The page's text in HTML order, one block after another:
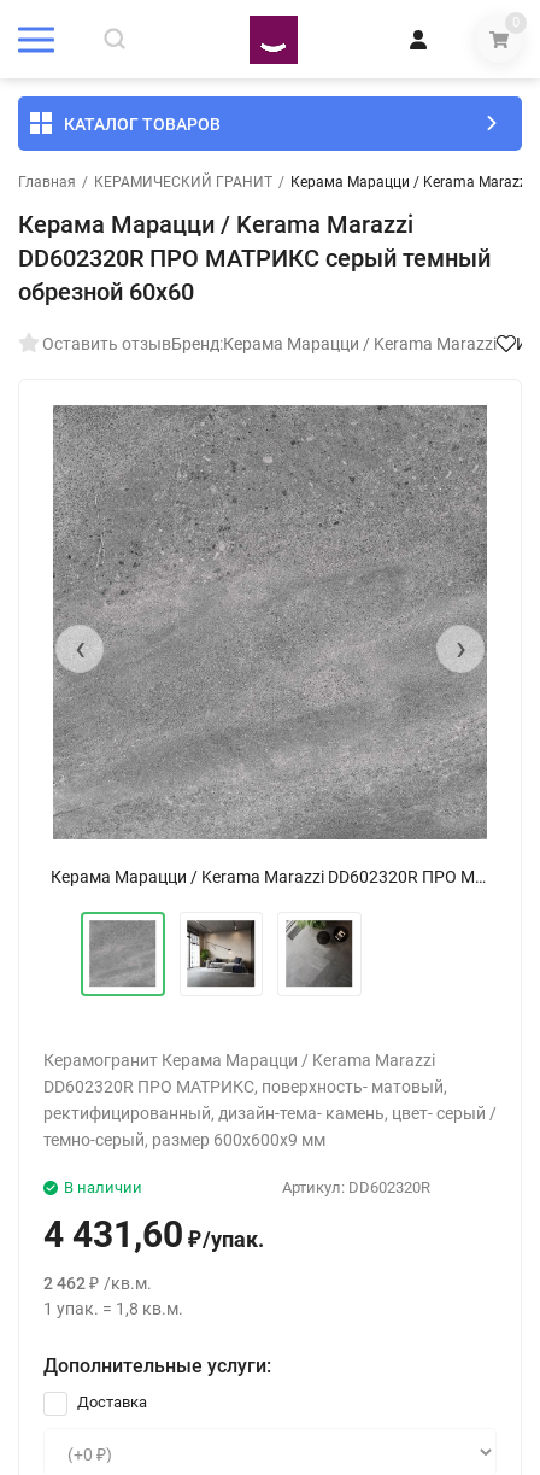
0
КАТАЛОГ ТОВАРОВ
Главная / КЕРАМИЧЕСКИЙ ГРАНИТ / Керама Марацци / Kerama Marazzi
Керама Марацци / Kerama Marazzi
DD602320R ПРО МАТРИКС серый темный
обрезной 60x60
Оставить отзывБренд:Керама Марацци / Kerama Marazzi
Керама Марацци / Kerama Marazzi DD602320R ПРО МАТРИКС серый темный обрезной 60x60
‹ ›
Керамогранит Керама Марацци / Kerama Marazzi
DD602320R ПРО МАТРИКС, поверхность- матовый,
ректифицированный, дизайн-тема- камень, цвет- серый /
темно-серый, размер 600x600x9 мм
Артикул: DD602320R
В наличии
4 431,60 ₽/упак.
2 462 ₽ /кв.м.
1 упак. = 1,8 кв.м.
Дополнительные услуги:
Доставка